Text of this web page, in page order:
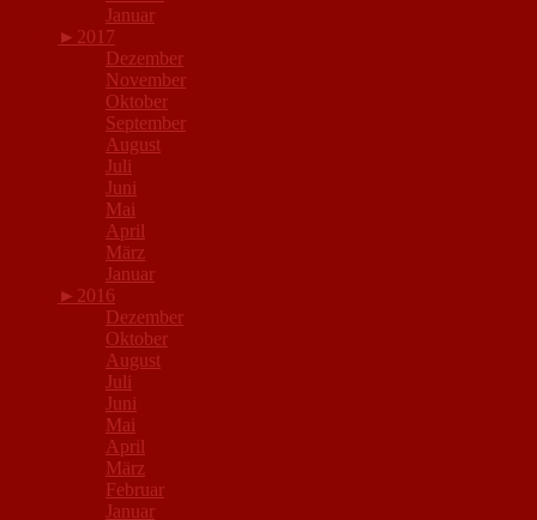
Januar
► 2017
Dezember
November
Oktober
September
August
Juli
Juni
Mai
April
März
Januar
► 2016
Dezember
Oktober
August
Juli
Juni
Mai
April
März
Februar
Januar